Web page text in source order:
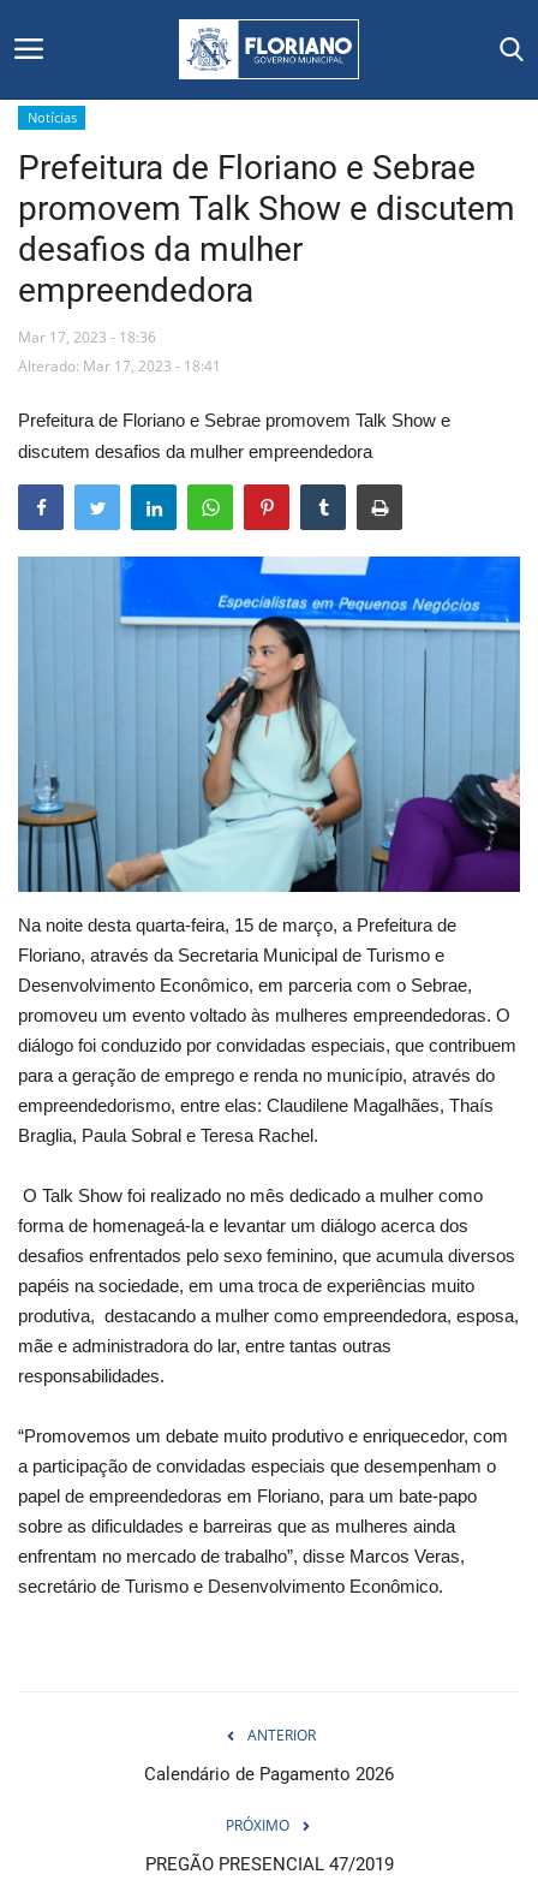
Início
Editais
Floriano
Secretarias e Órgãos
Mural de Licitações
Vídeos
Notícias
Prefeitura de Floriano e Sebrae
promovem Talk Show e discutem
desafios da mulher
empreendedora
Mar 17, 2023 - 18:36
Alterado: Mar 17, 2023 - 18:41
Prefeitura de Floriano e Sebrae promovem Talk Show e
discutem desafios da mulher empreendedora
Na noite desta quarta-feira, 15 de março, a Prefeitura de
Floriano, através da Secretaria Municipal de Turismo e
Desenvolvimento Econômico, em parceria com o Sebrae,
promoveu um evento voltado às mulheres empreendedoras. O
diálogo foi conduzido por convidadas especiais, que contribuem
para a geração de emprego e renda no município, através do
empreendedorismo, entre elas: Claudilene Magalhães, Thaís
Braglia, Paula Sobral e Teresa Rachel.
O Talk Show foi realizado no mês dedicado a mulher como
forma de homenageá-la e levantar um diálogo acerca dos
desafios enfrentados pelo sexo feminino, que acumula diversos
papéis na sociedade, em uma troca de experiências muito
produtiva, destacando a mulher como empreendedora, esposa,
mãe e administradora do lar, entre tantas outras
responsabilidades.
“Promovemos um debate muito produtivo e enriquecedor, com
a participação de convidadas especiais que desempenham o
papel de empreendedoras em Floriano, para um bate-papo
sobre as dificuldades e barreiras que as mulheres ainda
enfrentam no mercado de trabalho”, disse Marcos Veras,
secretário de Turismo e Desenvolvimento Econômico.
ANTERIOR
Calendário de Pagamento 2026
PRÓXIMO
PREGÃO PRESENCIAL 47/2019